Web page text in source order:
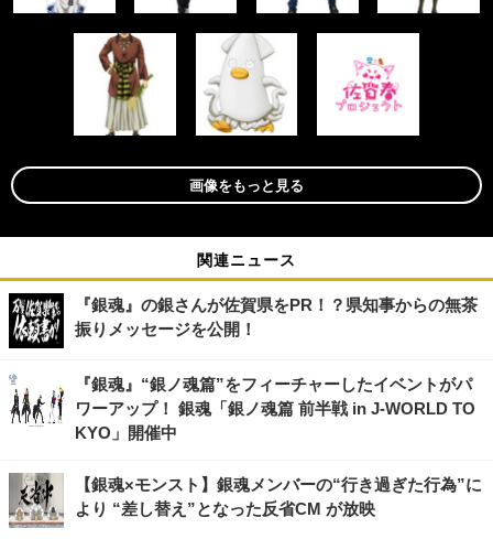
画像をもっと見る
関連ニュース
『銀魂』の銀さんが佐賀県をPR！？県知事からの無茶
振りメッセージを公開！
『銀魂』“銀ノ魂篇”をフィーチャーしたイベントがパ
ワーアップ！ 銀魂「銀ノ魂篇 前半戦 in J-WORLD TO
KYO」開催中
【銀魂×モンスト】銀魂メンバーの“行き過ぎた行為”に
より “差し替え”となった反省CM が放映